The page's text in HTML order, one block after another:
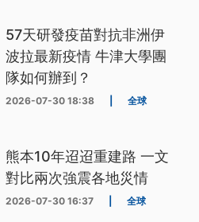
57天研發疫苗對抗非洲伊
波拉最新疫情 牛津大學團
隊如何辦到？
2026-07-30 18:38 全球
熊本10年迢迢重建路 一文
對比兩次強震各地災情
2026-07-30 16:37 全球